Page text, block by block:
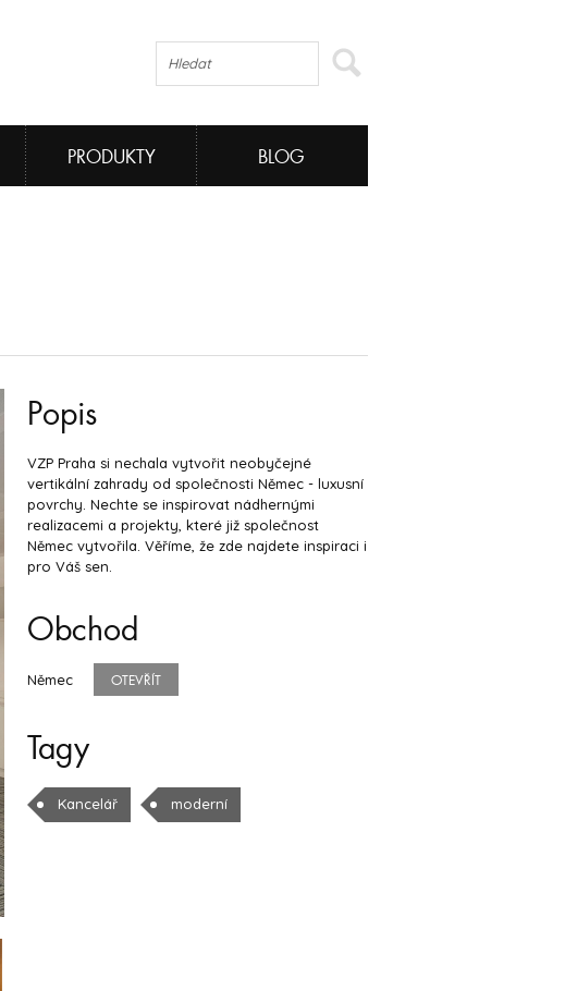
PRODUKTY BLOG
Popis
VZP Praha si nechala vytvořit neobyčejné
vertikální zahrady od společnosti Němec - luxusní
povrchy. Nechte se inspirovat nádhernými
realizacemi a projekty, které již společnost
Němec vytvořila. Věříme, že zde najdete inspiraci i
pro Váš sen.
Obchod
Němec OTEVŘÍT
Tagy
Kancelář moderní